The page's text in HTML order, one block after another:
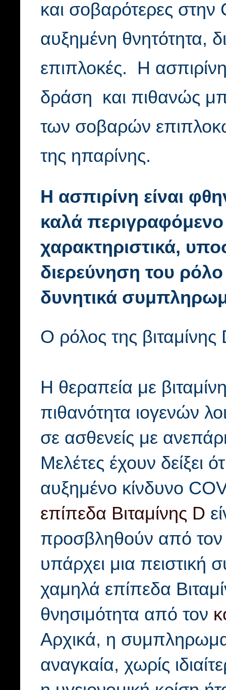
και σοβαρότερες στην
αυξημένη θνητότητα,
επιπλοκές. Η
δράση και πιθανώς
των σοβαρών
της ηπαρίνης.
Η ασπιρίνη είναι
καλά
χαρακτηριστικά,
διερεύνηση του
δυνητικά
Ο ρόλος της βιταμίνης
Η θεραπεία με
πιθανότητα ιογενών
σε ασθενείς με
Μελέτες έχουν δείξει
αυξημένο κίνδυνο
επίπεδα Βιταμίνης D
προσβληθούν από
υπάρχει μια
χαμηλά επίπεδα
θνησιμότητα από τον
Αρχικά, η
αναγκαία, χωρίς